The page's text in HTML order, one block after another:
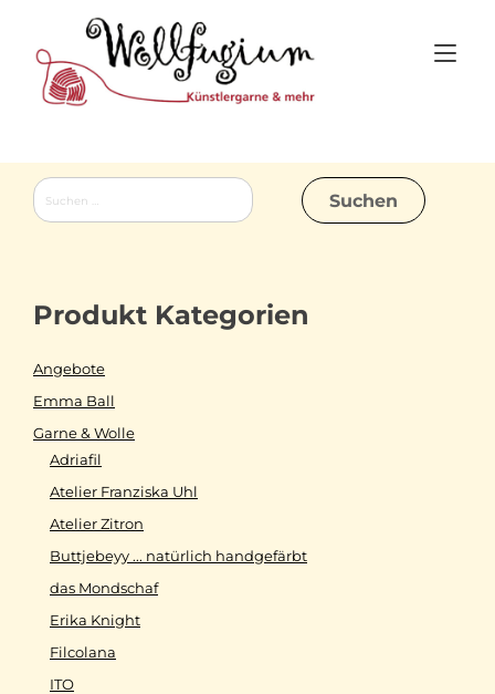
content
Suchen
nach:
Produkt Kategorien
Angebote
Emma Ball
Garne & Wolle
Adriafil
Atelier Franziska Uhl
Atelier Zitron
Buttjebeyy ... natürlich handgefärbt
das Mondschaf
Erika Knight
Filcolana
ITO